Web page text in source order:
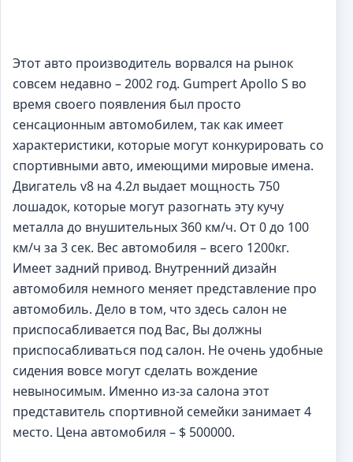
Этот авто производитель ворвался на рынок
совсем недавно – 2002 год. Gumpert Apollo S во
время своего появления был просто
сенсационным автомобилем, так как имеет
характеристики, которые могут конкурировать со
спортивными авто, имеющими мировые имена.
Двигатель v8 на 4.2л выдает мощность 750
лошадок, которые могут разогнать эту кучу
металла до внушительных 360 км/ч. От 0 до 100
км/ч за 3 сек. Вес автомобиля – всего 1200кг.
Имеет задний привод. Внутренний дизайн
автомобиля немного меняет представление про
автомобиль. Дело в том, что здесь салон не
приспосабливается под Вас, Вы должны
приспосабливаться под салон. Не очень удобные
сидения вовсе могут сделать вождение
невыносимым. Именно из-за салона этот
представитель спортивной семейки занимает 4
место. Цена автомобиля – $ 500000.